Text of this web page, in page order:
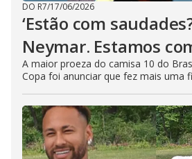
DO R7/17/06/2026
‘Estão com
Neymar. Estamos
A maior proeza do camisa 10 do
Copa foi anunciar que fez mais uma